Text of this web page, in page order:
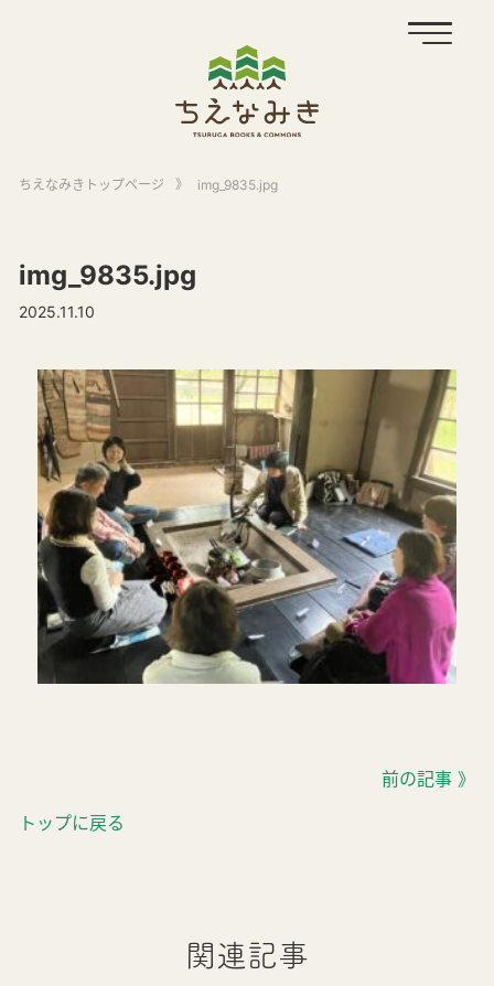
ちえなみきトップページ 》 img_9835.jpg
img_9835.jpg
2025.11.10
トップに戻る
前の記事 》
関連記事